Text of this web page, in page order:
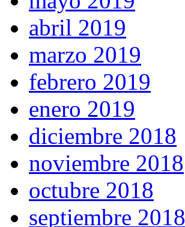
abril 2019
marzo 2019
febrero 2019
enero 2019
diciembre 2018
noviembre 2018
octubre 2018
septiembre 2018